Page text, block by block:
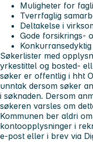
Muligheter for
Tverrfaglig
Deltakelse i
Gode forsikrings-
Søkerlister med
yrkestittel og bosted-
søker er offentlig i hht
unntak dersom søker
i søknaden. Dersom
søkeren varsles om
Kommunen ber aldri
kontoopplysninger i
e-post eller i brev via